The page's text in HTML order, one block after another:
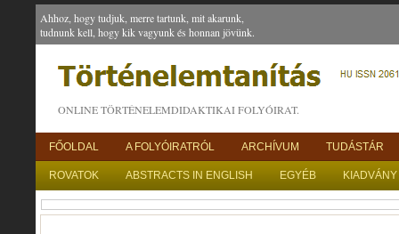
Ahhoz, hogy tudjuk, merre tartunk, mit akarunk,
tudnunk kell, hogy kik vagyunk és honnan jövünk.
ONLINE TÖRTÉNELEMDIDAKTIKAI FOLYÓIRAT.
FŐOLDAL A FOLYÓIRATRÓL ARCHÍVUM TUDÁSTÁR
ROVATOK ABSTRACTS IN ENGLISH EGYÉB